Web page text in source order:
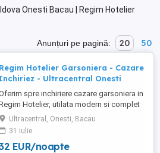
Onesti Bacau | Regim Hotelier
Anunțuri pe pagină: 20 50
Regim Hotelier Garsoniera - Cazare
Inchiriez - Ultracentral Onesti
spre inchiriere cazare garsoniera in
Hotelier, utilata modern si complet
mobilata, toate echipamentele fiind in
perfecta stare de functionare. Locatia
este situata intr-o zona Ultracentrala si
accesibila a orasului Onesti,
Ultracentral, Onesti, Bacau
31 iulie
EUR/noapte